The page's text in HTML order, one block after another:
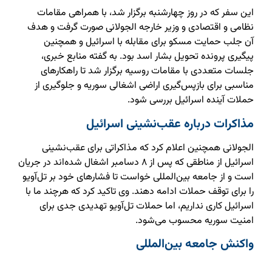
این سفر که در روز چهارشنبه برگزار شد، با همراهی مقامات
نظامی و اقتصادی و وزیر خارجه الجولانی صورت گرفت و هدف
آن جلب حمایت مسکو برای مقابله با اسرائیل و همچنین
پیگیری پرونده تحویل بشار اسد بود. به گفته منابع خبری،
جلسات متعددی با مقامات روسیه برگزار شد تا راهکارهای
مناسبی برای بازپس‌گیری اراضی اشغالی سوریه و جلوگیری از
حملات آینده اسرائیل بررسی شود.
مذاکرات درباره عقب‌نشینی اسرائیل
الجولانی همچنین اعلام کرد که مذاکراتی برای عقب‌نشینی
اسرائیل از مناطقی که پس از ۸ دسامبر اشغال شده‌اند در جریان
است و از جامعه بین‌المللی خواست تا فشارهای خود بر تل‌آویو
را برای توقف حملات ادامه دهند. وی تاکید کرد که هرچند ما با
اسرائیل کاری نداریم، اما حملات تل‌آویو تهدیدی جدی برای
امنیت سوریه محسوب می‌شود.
واکنش جامعه بین‌المللی